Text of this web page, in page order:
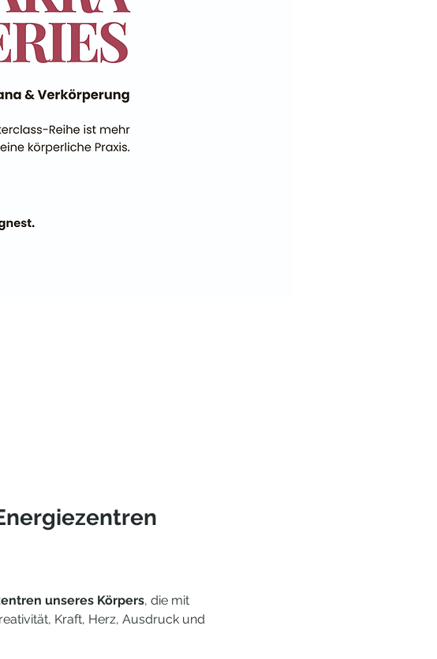
unseres Körpers, die mit
Kraft, Herz, Ausdruck und